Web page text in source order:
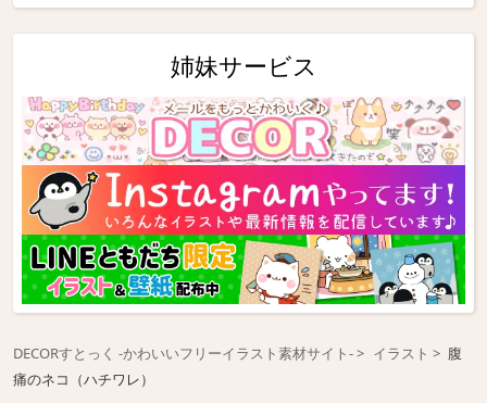
姉妹サービス
DECORすとっく -かわいいフリーイラスト素材サイト- イラスト
腹
痛のネコ（ハチワレ）